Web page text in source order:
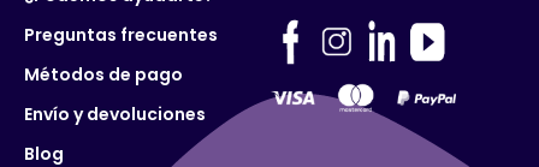
Preguntas frecuentes
Métodos de pago
Envío y devoluciones
Blog